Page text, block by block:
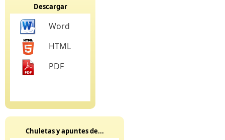
Descargar
Word
HTML
PDF
Chuletas y apuntes de...